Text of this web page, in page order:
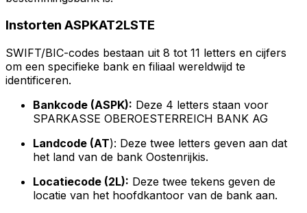
Instorten ASPKAT2LSTE
SWIFT/BIC-codes bestaan uit 8 tot 11 letters en cijfers
om een specifieke bank en filiaal wereldwijd te
identificeren.
Bankcode (ASPK): Deze 4 letters staan voor
SPARKASSE OBEROESTERREICH BANK AG
Landcode (AT): Deze twee letters geven aan dat
het land van de bank Oostenrijkis.
Locatiecode (2L): Deze twee tekens geven de
locatie van het hoofdkantoor van de bank aan.